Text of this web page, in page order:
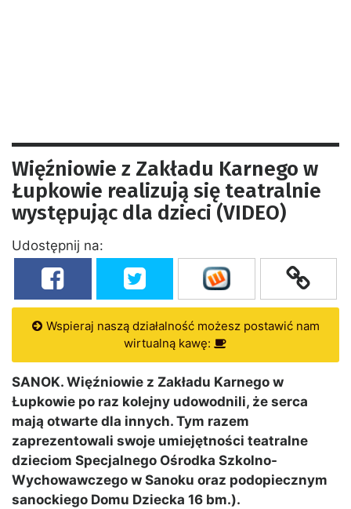
Więźniowie z Zakładu Karnego w
Łupkowie realizują się teatralnie
występując dla dzieci (VIDEO)
Udostępnij na:
Wspieraj naszą działalność możesz postawić nam
wirtualną kawę:
SANOK. Więźniowie z Zakładu Karnego w
Łupkowie po raz kolejny udowodnili, że serca
mają otwarte dla innych. Tym razem
zaprezentowali swoje umiejętności teatralne
dzieciom Specjalnego Ośrodka Szkolno-
Wychowawczego w Sanoku oraz podopiecznym
sanockiego Domu Dziecka 16 bm.).